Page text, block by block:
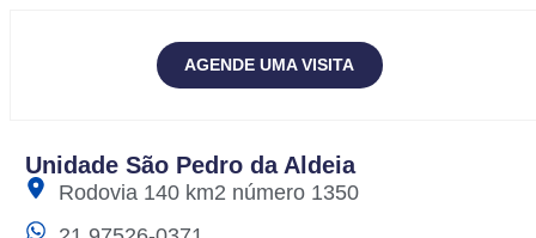
AGENDE UMA VISITA
Unidade São Pedro da Aldeia
Rodovia 140 km2 número 1350